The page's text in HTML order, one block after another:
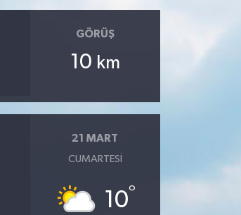
GÖRÜŞ
10 km
21 MART
CUMARTESI
10°